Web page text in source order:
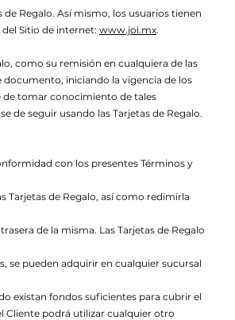
Regalo. Así mismo, los usuarios tienen
Sitio de internet: www.joi.mx.
como su remisión en cualquiera de las
documento, iniciando la vigencia de los
de tomar conocimiento de tales
de seguir usando las Tarjetas de Regalo.
con los presentes Términos y
Tarjetas de Regalo, así como redimirla
de la misma. Las Tarjetas de Regalo
se pueden adquirir en cualquier sucursal
existan fondos suficientes para cubrir el
Cliente podrá utilizar cualquier otro